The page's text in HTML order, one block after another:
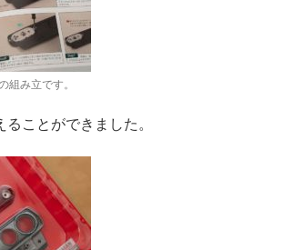
組み立です。
ことができました。